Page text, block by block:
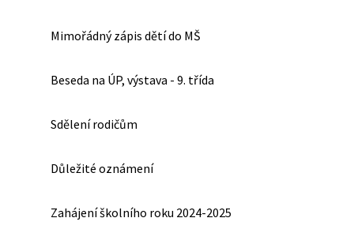
Mimořádný zápis dětí do MŠ
Beseda na ÚP, výstava - 9. třída
Sdělení rodičům
Důležité oznámení
Zahájení školního roku 2024-2025